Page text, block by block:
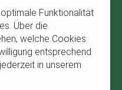
Funktionalität
Über die
welche Cookies
entsprechend
in unserem